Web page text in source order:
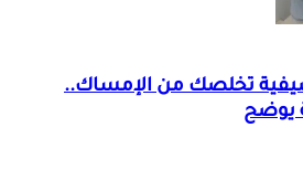
تخلصك من الإمساك..
يوضح